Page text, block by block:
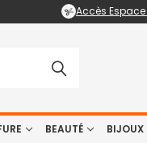
Accès
BEAUTÉ BIJOUX